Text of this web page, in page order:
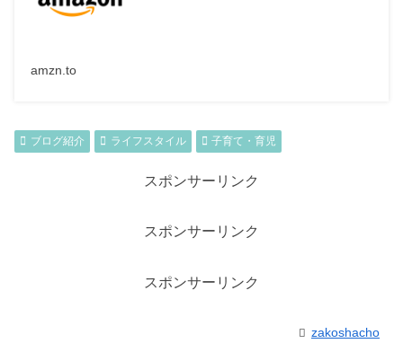
amzn.to
ブログ紹介 ライフスタイル 子育て・育児
スポンサーリンク
スポンサーリンク
スポンサーリンク
zakoshacho